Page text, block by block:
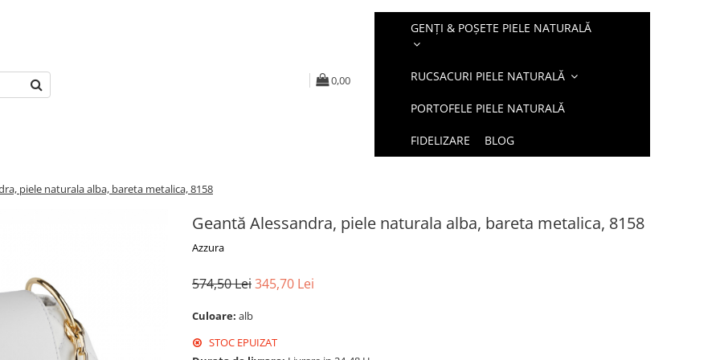
0,00
GENȚI & POȘETE PIELE NATURALĂ
RUCSACURI PIELE NATURALĂ
PORTOFELE PIELE NATURALĂ
FIDELIZARE BLOG
piele naturala alba, bareta metalica, 8158
Geantă Alessandra, piele naturala alba, bareta metalica, 8158
Azzura
574,50 Lei345,70 Lei
Culoare: alb
STOC EPUIZAT